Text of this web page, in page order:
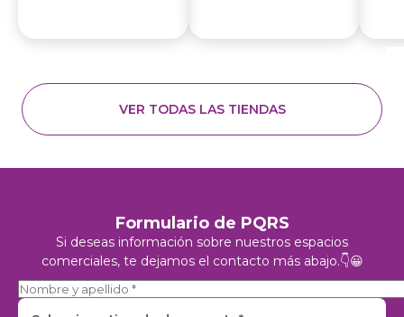
VER TODAS LAS TIENDAS
Formulario de PQRS
Si deseas información sobre nuestros espacios
comerciales, te dejamos el contacto más abajo.👇😀